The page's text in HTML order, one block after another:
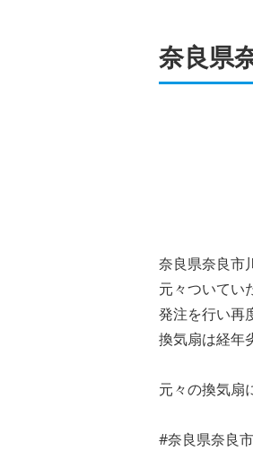
奈良県
奈良県奈良市
元々ついてい
発注を行い再
換気扇は経年
元々の換気扇
#奈良県奈良